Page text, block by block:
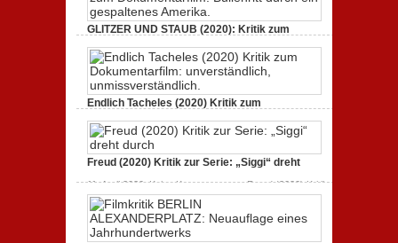
GLITZER UND STAUB (2020): Kritik zum
Dokumentarfilm.
3. Oktober 2020,Keine Kommentarezu GLITZER UND
STAUB (2020): Kritik zum Dokumentarfilm. Bullenritt
durch ein gespaltenes Amerika.
Endlich Tacheles (2020) Kritik zum
Dokumentarfilm: unverständlich,
19. Mai 2020,Keine Kommentare
(2020) Kritik zum Dokumentarfilm: unverständlich,
unmissverständlich.
Freud (2020) Kritik zur Serie: „Siggi“ dreht
11. April 2020,Keine Kommentarezu Freud (2020) Kritik
zur Serie: „Siggi“ dreht durch